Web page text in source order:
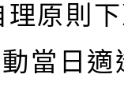
理原則
當日適